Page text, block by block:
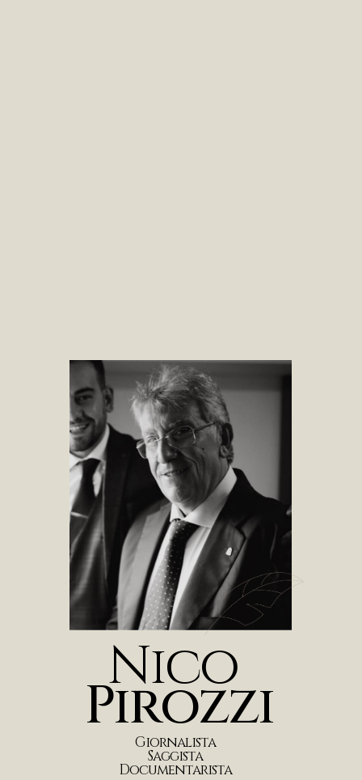
Nico
Giornalista
Saggista
Documentarista
Pirozzi